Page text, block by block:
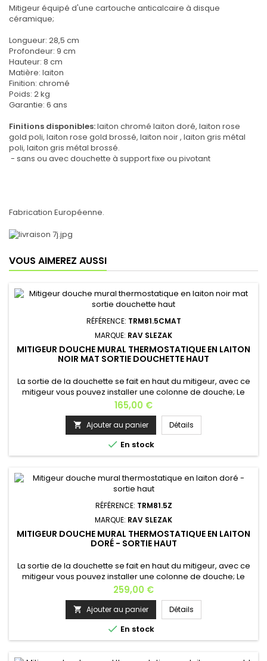
Mitigeur équipé d'une cartouche anticalcaire à disque
céramique;
Longueur: 28,5 cm
Profondeur: 9 cm
Hauteur: 8 cm
Matière: laiton
Finition: chromé
Poids: 2 kg
Garantie: 6 ans
Finitions disponibles:laiton chromé laiton doré, laiton rose
gold poli, laiton rose gold brossé, laiton noir , laiton gris métal
poli, laiton gris métal brossé.
- sans ou avec douchette à support fixe ou pivotant
Fabrication Européenne.
VOUS AIMEREZ AUSSI
RÉFÉRENCE: TRM81.5CMAT
MARQUE: RAV SLEZAK
MITIGEUR DOUCHE MURAL THERMOSTATIQUE EN LAITON
NOIR MAT SORTIE DOUCHETTE HAUT
La sortie de la douchette se fait en haut du mitigeur, avec ce
mitigeur vous pouvez installer une colonne de douche; Le
mitigeur thermostatique est un appareil équipant les
installations d’eau chaude sanitaire. Matière: laiton Finition:
noir mat Longueur: 28,5 cm Profondeur: 9 cm Hauteur: 8
cm Poids: 2 kg Garantie: 6 ans En option: la douchette avec...
Prix
165,00 €
 Ajouter au panier Détails
 En stock
RÉFÉRENCE: TRM81.5Z
MARQUE: RAV SLEZAK
MITIGEUR DOUCHE MURAL THERMOSTATIQUE EN LAITON
DORÉ - SORTIE HAUT
La sortie de la douchette se fait en haut du mitigeur, avec ce
mitigeur vous pouvez installer une colonne de douche; Le
mitigeur thermostatique est un appareil équipant les
installations d’eau chaude sanitaire. Matière: laiton Finition:
doré Longueur: 28,5 cm Profondeur: 9 cm Hauteur: 8
cm Poids: 2,5 kg Garantie: 6 ans En option: la douchette
avec...
Prix
259,00 €
 Ajouter au panier Détails
 En stock